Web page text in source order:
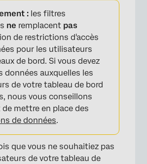
×
: les filtres
ne remplacent pas
de restrictions d'accès
pour les utilisateurs
de bord. Si vous devez
données auxquelles les
de votre tableau de bord
nous vous conseillons
mettre en place des
de données.
que vous ne souhaitiez pas
de votre tableau de